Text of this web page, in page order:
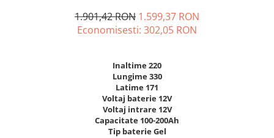
1.901,42 RON 1.599,37 RON
Economisesti: 302,05 RON
Inaltime 220
Lungime 330
Latime 171
Voltaj baterie 12V
Voltaj intrare 12V
Capacitate 100-200Ah
Tip baterie Gel